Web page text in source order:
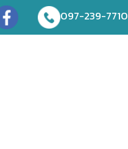
097-239-7710